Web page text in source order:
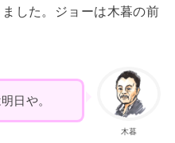
した。ジョーは木暮の前
木暮
日や。